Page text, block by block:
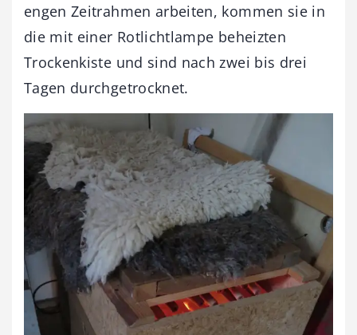
engen Zeitrahmen arbeiten, kommen sie in
die mit einer Rotlichtlampe beheizten
Trockenkiste und sind nach zwei bis drei
Tagen durchgetrocknet.